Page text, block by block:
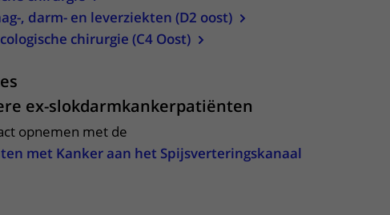
, darm- en leverziekten (D2 oost)
chirurgie (C4 Oost)
ex-slokdarmkankerpatiënten
opnemen met de
met Kanker aan het Spijsverteringskanaal